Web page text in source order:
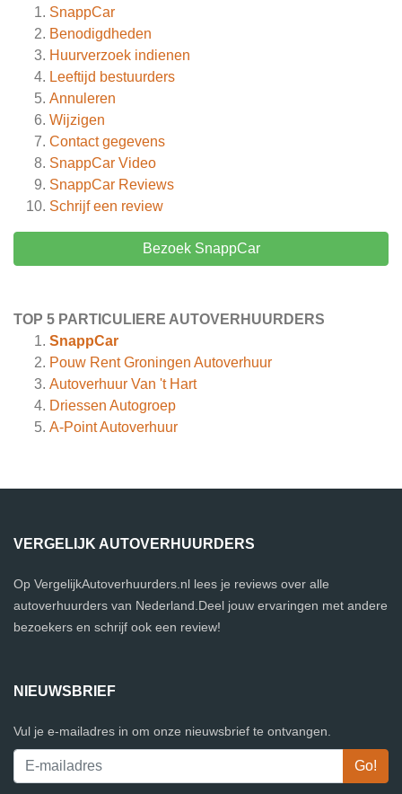
SnappCar
Benodigdheden
Huurverzoek indienen
Leeftijd bestuurders
Annuleren
Wijzigen
Contact gegevens
SnappCar Video
SnappCar Reviews
Schrijf een review
Bezoek SnappCar
TOP 5 PARTICULIERE AUTOVERHUURDERS
SnappCar
Pouw Rent Groningen Autoverhuur
Autoverhuur Van 't Hart
Driessen Autogroep
A-Point Autoverhuur
VERGELIJK AUTOVERHUURDERS
Op VergelijkAutoverhuurders.nl lees je reviews over alle
autoverhuurders van Nederland.Deel jouw ervaringen met andere
bezoekers en schrijf ook een review!
NIEUWSBRIEF
Vul je e-mailadres in om onze nieuwsbrief te ontvangen.